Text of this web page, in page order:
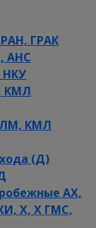
ГРАК
АНС
НКУ
КМЛ
ЛМ, КМЛ
(Д)
АХ,
Х, Х ГМС,